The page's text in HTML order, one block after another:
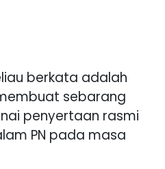
berkata adalah
sebarang
penyertaan rasmi
PN pada masa